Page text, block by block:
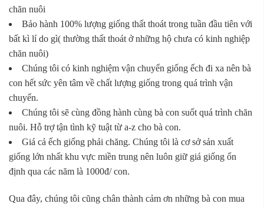
chăn nuôi
Bảo hành 100% lượng giống thất thoát trong tuần đầu tiên với
bất kì lí do gì( thường thất thoát ở những hộ chưa có kinh nghiệp
chăn nuôi)
Chúng tôi có kinh nghiệm vận chuyển giống ếch đi xa nên bà
con hết sức yên tâm về chất lượng giống trong quá trình vận
chuyển.
Chúng tôi sẽ cùng đồng hành cùng bà con suốt quá trình chăn
nuôi. Hỗ trợ tận tình kỹ tuật từ a-z cho bà con.
Giá cả ếch giống phải chăng. Chúng tôi là cơ sở sản xuất
giống lớn nhất khu vực miền trung nên luôn giữ giá giống ổn
định qua các năm là 1000đ/ con.
Qua đây, chúng tôi cũng chân thành cảm ơn những bà con mua